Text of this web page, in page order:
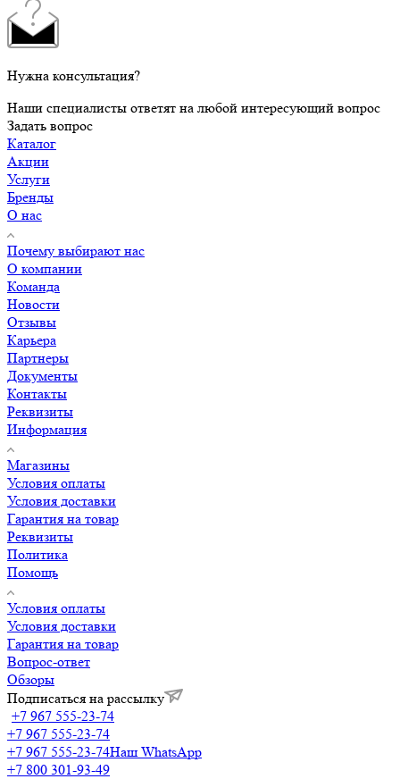
Нужна консультация?
Наши специалисты ответят на любой интересующий вопрос
Задать вопрос
Каталог
Акции
Услуги
Бренды
О нас
Почему выбирают нас
О компании
Команда
Новости
Отзывы
Карьера
Партнеры
Документы
Контакты
Реквизиты
Информация
Магазины
Условия оплаты
Условия доставки
Гарантия на товар
Реквизиты
Политика
Помощь
Условия оплаты
Условия доставки
Гарантия на товар
Вопрос-ответ
Обзоры
Подписаться на рассылку
+7 967 555-23-74
+7 967 555-23-74
+7 967 555-23-74Наш WhatsApp
+7 800 301-93-49